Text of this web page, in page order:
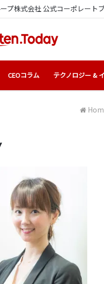
プ株式会社 公式コーポレート
CEOコラム テクノロジー &